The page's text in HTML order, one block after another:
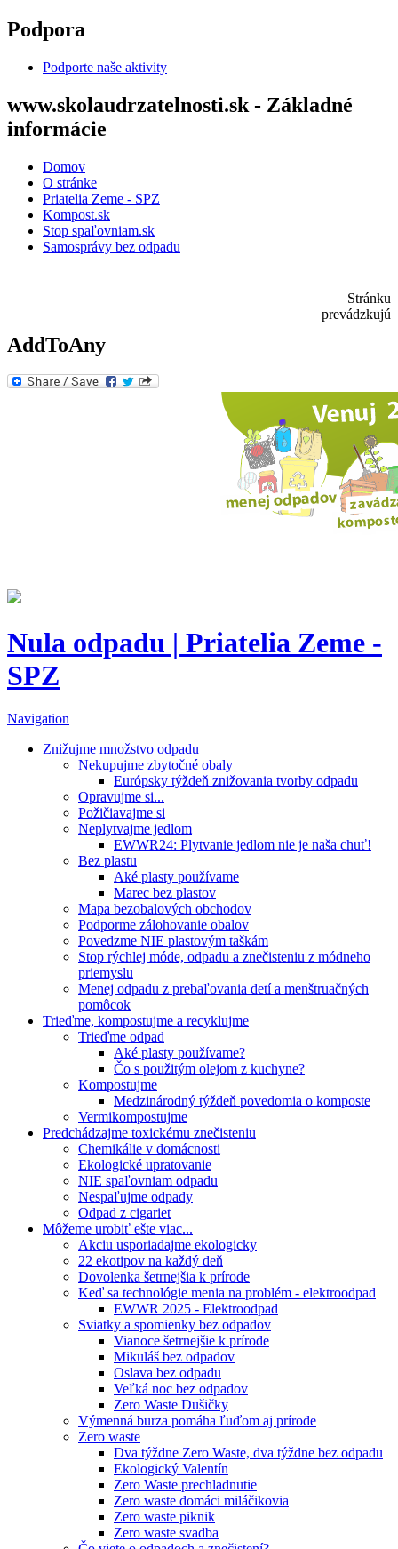
Skočiť na hlavný obsah
Podpora
Podporte naše aktivity
www.skolaudrzatelnosti.sk - Základné
informácie
Domov
O stránke
Priatelia Zeme - SPZ
Kompost.sk
Stop spaľovniam.sk
Samosprávy bez odpadu
Stránku
prevádzkujú
AddToAny
Nula odpadu | Priatelia Zeme -
SPZ
Navigation
Znižujme množstvo odpadu
Nekupujme zbytočné obaly
Európsky týždeň znižovania tvorby odpadu
Opravujme si...
Požičiavajme si
Neplytvajme jedlom
EWWR24: Plytvanie jedlom nie je naša chuť!
Bez plastu
Aké plasty používame
Marec bez plastov
Mapa bezobalových obchodov
Podporme zálohovanie obalov
Povedzme NIE plastovým taškám
Stop rýchlej móde, odpadu a znečisteniu z módneho
priemyslu
Menej odpadu z prebaľovania detí a menštruačných
pomôcok
Trieďme, kompostujme a recyklujme
Trieďme odpad
Aké plasty používame?
Čo s použitým olejom z kuchyne?
Kompostujme
Medzinárodný týždeň povedomia o komposte
Vermikompostujme
Predchádzajme toxickému znečisteniu
Chemikálie v domácnosti
Ekologické upratovanie
NIE spaľovniam odpadu
Nespaľujme odpady
Odpad z cigariet
Môžeme urobiť ešte viac...
Akciu usporiadajme ekologicky
22 ekotipov na každý deň
Dovolenka šetrnejšia k prírode
Keď sa technológie menia na problém - elektroodpad
EWWR 2025 - Elektroodpad
Sviatky a spomienky bez odpadov
Vianoce šetrnejšie k prírode
Mikuláš bez odpadov
Oslava bez odpadu
Veľká noc bez odpadov
Zero Waste Dušičky
Výmenná burza pomáha ľuďom aj prírode
Zero waste
Dva týždne Zero Waste, dva týždne bez odpadu
Ekologický Valentín
Zero Waste prechladnutie
Zero waste domáci miláčikovia
Zero waste piknik
Zero waste svadba